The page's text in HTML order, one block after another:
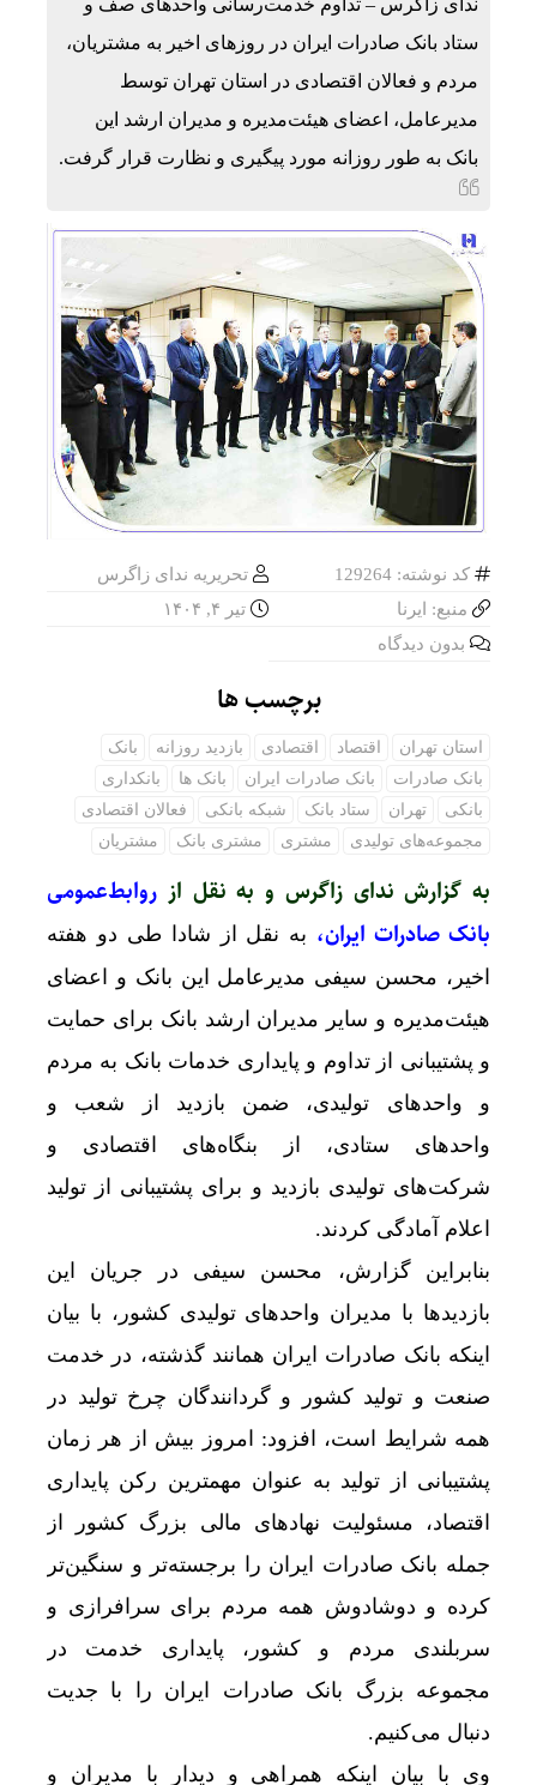
رضایی: یک درصد بودجه فوتبال را به والیبال نشسته
ندای زاگرس – تداوم خدمت‌رسانی واحد‌های صف و
ستاد بانک صادرات ایران در روزهای اخیر به مشتریان،
مردم و فعالان اقتصادی در استان تهران توسط
مدیرعامل، اعضای هیئت‌مدیره و مدیران ارشد این
بانک به طور روزانه مورد پیگیری و نظارت قرار گرفت.
کد نوشته: 129264
تحریریه ندای زاگرس
منبع: ایرنا
تیر ۴, ۱۴۰۴
بدون دیدگاه
برچسب ها
استان تهران اقتصاد اقتصادی بازدید روزانه
بانک
بانک صادرات
بانک صادرات ایران بانک ها
بانکداری
بانکی
تهران ستاد بانک شبکه بانکی
فعالان اقتصادی
مجموعه‌های تولیدی
مشتری مشتری بانک مشتریان
به گزارش ندای زاگرس و به نقل از روابط‌عمومی
بانک صادرات ایران، به نقل از شادا طی دو هفته
اخیر، محسن سیفی مدیرعامل این بانک و اعضای
هیئت‌مدیره و سایر مدیران ارشد بانک برای حمایت
و پشتیبانی از تداوم و پایداری خدمات بانک به مردم
و واحد‌های تولیدی، ضمن بازدید از شعب و
واحد‌های ستادی، از بنگاه‌های اقتصادی و
شرکت‌های تولیدی بازدید و برای پشتیبانی از تولید
اعلام آمادگی کردند.
بنابراین گزارش، محسن سیفی در جریان این
بازدیدها با مدیران واحد‌های تولیدی کشور، با بیان
اینکه بانک صادرات ایران همانند گذشته، در خدمت
صنعت و تولید کشور و گردانندگان چرخ تولید در
همه شرایط است، افزود: امروز بیش از هر زمان
پشتیبانی از تولید به عنوان مهمترین رکن پایداری
اقتصاد، مسئولیت نهادهای مالی بزرگ کشور از
جمله بانک صادرات ایران را برجسته‌تر و سنگین‌تر
کرده و دوشادوش همه مردم برای سرافرازی و
سربلندی مردم و کشور، پایداری خدمت در
مجموعه بزرگ بانک صادرات ایران را با جدیت
دنبال می‌کنیم.
وی با بیان اینکه همراهی و دیدار با مدیران و